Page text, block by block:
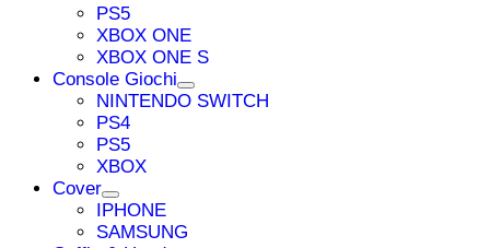
PS5
XBOX ONE
XBOX ONE S
Console Giochi
NINTENDO SWITCH
PS4
PS5
XBOX
Cover
IPHONE
SAMSUNG